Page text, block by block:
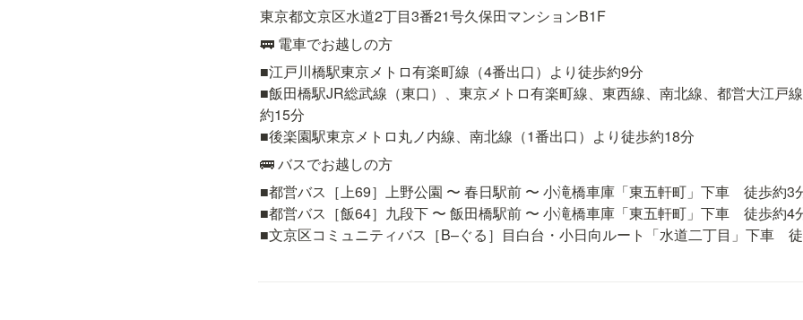
東京都文京区水道2丁目3番21号久保田マンションB1F
🚃 電車でお越しの方
■江戸川橋駅東京メトロ有楽町線（4番出口）より徒歩約9分
■飯田橋駅JR総武線（東口）、東京メトロ有楽町線、東西線、南北線、都営大江戸
約15分
■後楽園駅東京メトロ丸ノ内線、南北線（1番出口）より徒歩約18分
🚌 バスでお越しの方
■都営バス［上69］上野公園 〜 春日駅前 〜 小滝橋車庫「東五軒町」下車　徒歩約3
■都営バス［飯64］九段下 〜 飯田橋駅前 〜 小滝橋車庫「東五軒町」下車　徒歩約4
■文京区コミュニティバス［B–ぐる］目白台・小日向ルート「水道二丁目」下車　